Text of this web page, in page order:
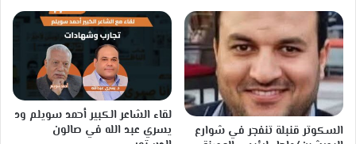
السكوتر قنبلة تنفجر في شوارع
لقاء الشاعر الكبير أحمد سويلم ود
يسري عبد الله في صالون